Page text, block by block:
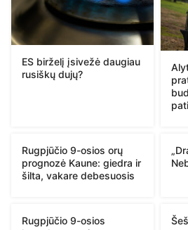
ES birželį įsivežė daugiau
rusiškų dujų?
Rugpjūčio 9-osios orų
prognozė Kaune: giedra ir
šilta, vakare debesuosis
Rugpjūčio 9-osios